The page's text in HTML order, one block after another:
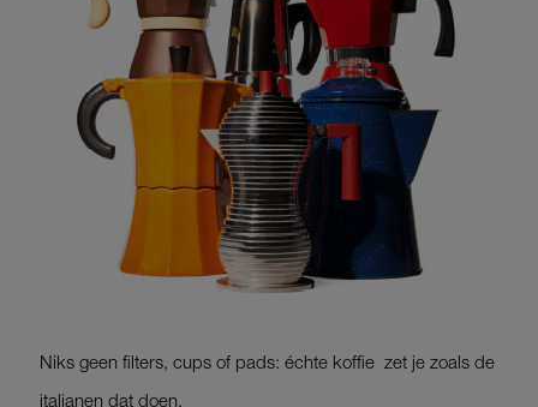
Niks geen filters, cups of pads: échte koffie zet je zoals de
italianen dat doen.